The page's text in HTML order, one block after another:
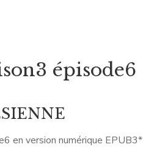
épisode6
en version numérique EPUB3*